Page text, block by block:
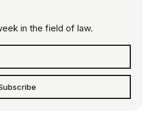
in the field of law.